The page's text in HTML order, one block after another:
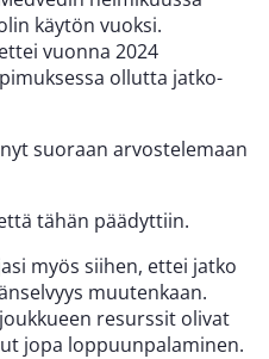
käytön vuoksi.
vuonna 2024
ollutta jatko-
suoraan arvostelemaan
tähän päädyttiin.
myös siihen, ettei jatko
muutenkaan.
resurssit olivat
jopa loppuunpalaminen.